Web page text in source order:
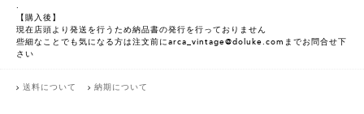
.
【購入後】
現在店頭より発送を行うため納品書の発行を行っておりません
些細なことでも気になる方は注文前にarca_vintage@doluke.comまでお問合せ下
さい
送料について 納期について